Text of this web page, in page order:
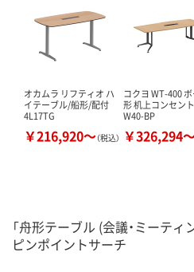
オカムラ リフティオ ハ
イテーブル/船形/配付
4L17TG
￥216,920～（税込）
コクヨ WT-400
形 机上コンセント
W40-BP
￥326,294
「舟形テーブル (会議・ミーテ
ピンポイントサーチ